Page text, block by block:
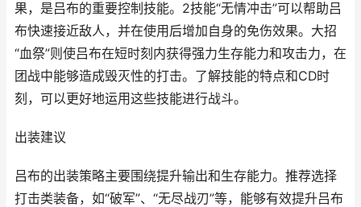
果，是吕布的重要控制技能。2技能“无情冲击”可以帮助吕
布快速接近敌人，并在使用后增加自身的免伤效果。大招
“血祭”则使吕布在短时刻内获得强力生存能力和攻击力，在
团战中能够造成毁灭性的打击。了解技能的特点和CD时
刻，可以更好地运用这些技能进行战斗。
出装建议
吕布的出装策略主要围绕提升输出和生存能力。推荐选择
打击类装备，如“破军”、“无尽战刃”等，能够有效提升吕布